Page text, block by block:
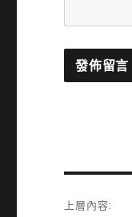
上層內容: